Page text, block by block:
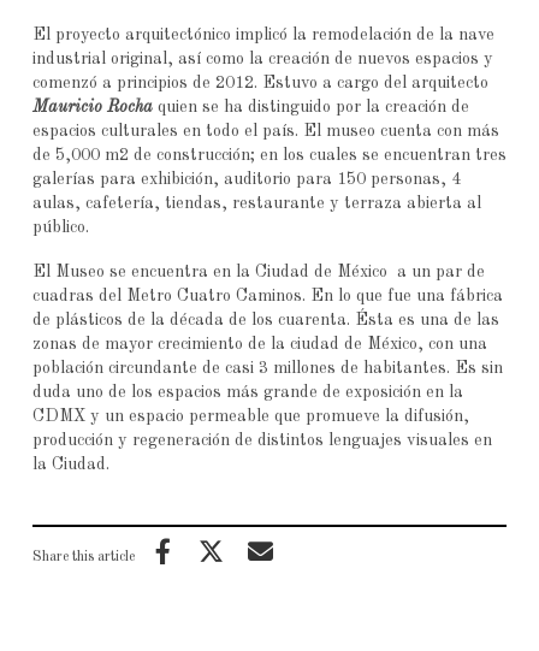
El proyecto arquitectónico implicó la remodelación de la nave
industrial original, así como la creación de nuevos espacios y
comenzó a principios de 2012. Estuvo a cargo del arquitecto
Mauricio Rochaquien se ha distinguido por la creación de
espacios culturales en todo el país. El museo cuenta con más
de 5,000 m2 de construcción; en los cuales se encuentran tres
galerías para exhibición, auditorio para 150 personas, 4
aulas, cafetería, tiendas, restaurante y terraza abierta al
público.
El Museo se encuentra en la Ciudad de México a un par de
cuadras del Metro Cuatro Caminos. En lo que fue una fábrica
de plásticos de la década de los cuarenta. Ésta es una de las
zonas de mayor crecimiento de la ciudad de México, con una
población circundante de casi 3 millones de habitantes. Es sin
duda uno de los espacios más grande de exposición en la
CDMX y un espacio permeable que promueve la difusión,
producción y regeneración de distintos lenguajes visuales en
la Ciudad.
Share this article